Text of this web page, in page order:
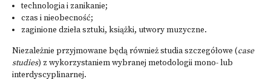
technologia i zanikanie;
czas i nieobecność;
zaginione dzieła sztuki, książki, utwory muzyczne.
Niezależnie przyjmowane będą również studia szczegółowe (case
studies) z wykorzystaniem wybranej metodologii mono- lub
interdyscyplinarnej.